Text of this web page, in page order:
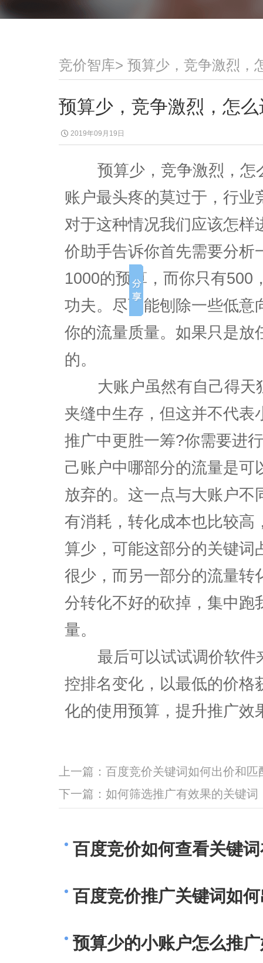
竞价智库> 预算少，竞争激烈，
预算少，竞争激烈，怎
2019年09月19日
预算少，竞争激烈，怎
账户最头疼的莫过于，行
对于这种情况我们应该怎
价助手告诉你首先需要分析
1000的预算，而你只有500
功夫。尽可能刨除一些低意
你的流量质量。如果只是放
的。
大账户虽然有自己得天
夹缝中生存，但这并不代表
推广中更胜一筹?你需要进
己账户中哪部分的流量是可
放弃的。这一点与大账户不
有消耗，转化成本也比较高
算少，可能这部分的关键词
很少，而另一部分的流量转
分转化不好的砍掉，集中跑
量。
最后可以试试调价软件
控排名变化，以最低的价格
化的使用预算，提升推广效
上一篇： 百度竞价关键词如何出价和匹
下一篇： 如何筛选推广有效果的关键词
百度竞价如何查看关键
百度竞价推广关键词如
预算少的小账户怎么推